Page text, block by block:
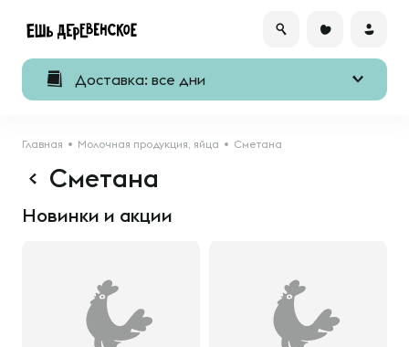
Доставка: все дни
Главная Молочная продукция, яйца Сметана
Сметана
Новинки и акции